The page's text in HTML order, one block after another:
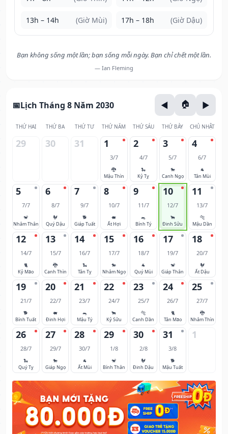
13h – 14h (Giờ Mùi) 17h – 18h (Giờ Dậu)
Bạn không sống một lần; bạn sống mỗi ngày. Bạn chỉ chết một lần.
— Ian Fleming
Lịch Tháng 8 Năm 2030
THỨ HAI THỨ BA THỨ TƯ THỨ NĂM THỨ SÁU THỨ BẢY CHỦ NHẬT
29 30 31 1
3/7
🐉
Mậu Thìn
2
4/7
🐍
Kỷ Tỵ
3
5/7
🐎
Canh Ngọ
4
6/7
🐐
Tân Mùi
5
7/7
🐒
Nhâm Thân
6
8/7
🐓
Quý Dậu
7
9/7
🐕
Giáp Tuất
8
10/7
🐖
Ất Hợi
9
11/7
🐀
Bính Tý
10
12/7
🐂
Đinh Sửu
11
13/7
🐅
Mậu Dần
12
14/7
🐈
Kỷ Mão
13
15/7
🐉
Canh Thìn
14
16/7
🐍
Tân Tỵ
15
17/7
🐎
Nhâm Ngọ
16
18/7
🐐
Quý Mùi
17
19/7
🐒
Giáp Thân
18
20/7
🐓
Ất Dậu
19
21/7
🐕
Bính Tuất
20
22/7
🐖
Đinh Hợi
21
23/7
🐀
Mậu Tý
22
24/7
🐂
Kỷ Sửu
23
25/7
🐅
Canh Dần
24
26/7
🐈
Tân Mão
25
27/7
🐉
Nhâm Thìn
26
28/7
🐍
Quý Tỵ
27
29/7
🐎
Giáp Ngọ
28
30/7
🐐
Ất Mùi
29
1/8
🐒
Bính Thân
30
2/8
🐓
Đinh Dậu
31
3/8
🐕
Mậu Tuất
1